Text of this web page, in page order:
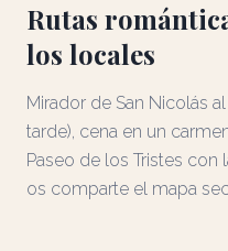
Rutas
los locales
Mirador de San Nicolás
tarde), cena en un
Paseo de los Tristes con
os comparte el mapa